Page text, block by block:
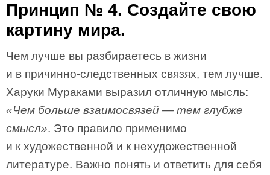
Принцип № 4. Создайте свою
картину мира.
Чем лучше вы разбираетесь в жизни
и в причинно-следственных связях, тем лучше.
Харуки Мураками выразил отличную мысль:
«Чем больше взаимосвязей — тем глубже
смысл». Это правило применимо
и к художественной и к нехудожественной
литературе. Важно понять и ответить для себя